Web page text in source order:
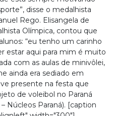
disse o medalhista
Rego. Elisangela de
Olímpica, contou que
“eu tenho um carinho
estar aqui para mim é muito
com as aulas de minivôlei,
ainda era sediado em
presente na festa que
de voleibol no Paraná
Núcleos Paraná). [caption